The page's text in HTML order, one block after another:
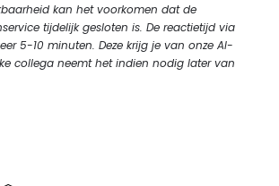
kan het voorkomen dat de
tijdelijk gesloten is. De reactietijd via
5-10 minuten. Deze krijg je van onze AI-
collega neemt het indien nodig later van